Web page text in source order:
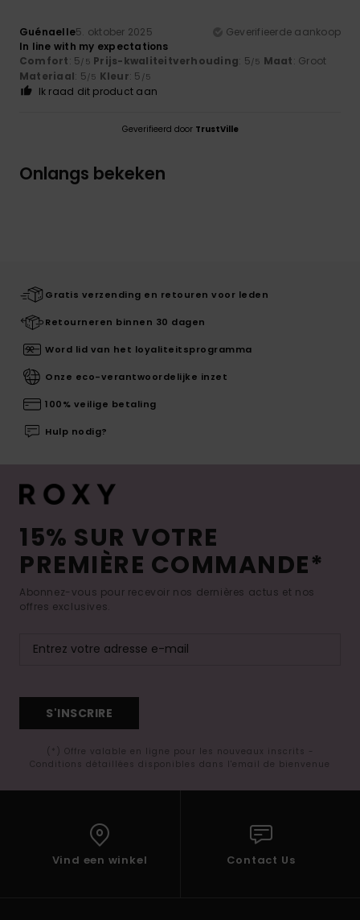
Guénaelle5. oktober 2025
Geverifieerde aankoop
In line with my expectations
Comfort: 5/5 Prijs-kwaliteitverhouding: 5/5 Maat: Groot
Materiaal: 5/5 Kleur: 5 /5
Ik raad dit product aan
Geverifieerd door TrustVille
Onlangs bekeken
Gratis verzending en retouren voor leden
Retourneren binnen 30 dagen
Word lid van het loyaliteitsprogramma
Onze eco-verantwoordelijke inzet
100% veilige betaling
Hulp nodig?
15% SUR VOTRE
PREMIÈRE COMMANDE*
Abonnez-vous pour recevoir nos dernières actus et nos
offres exclusives.
S'INSCRIRE
(*) Offre valable en ligne pour les nouveaux inscrits -
Conditions détaillées disponibles dans l'email de bienvenue
Vind een winkel Contact Us